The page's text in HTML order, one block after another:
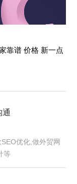
靠谱 价格 新一点
通
优化,做外贸网
等